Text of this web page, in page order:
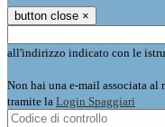
button close ×
all'indirizzo indicato con le
Non hai una e-mail associata al
tramite la Login Spaggiari